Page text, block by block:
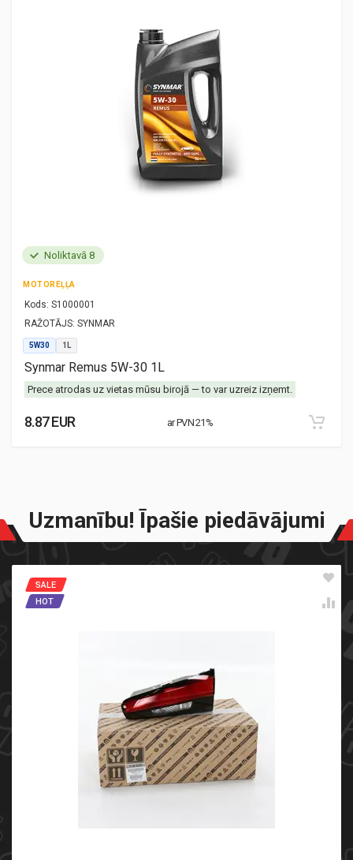
Noliktavā 8
MOTOREĻĻA
Kods: S1000001
RAŽOTĀJS: SYNMAR
5W30 1L
Synmar Remus 5W-30 1L
Prece atrodas uz vietas mūsu birojā — to var uzreiz izņemt.
8.87 EUR ar PVN 21%
Uzmanību! Īpašie piedāvājumi
SALE
HOT